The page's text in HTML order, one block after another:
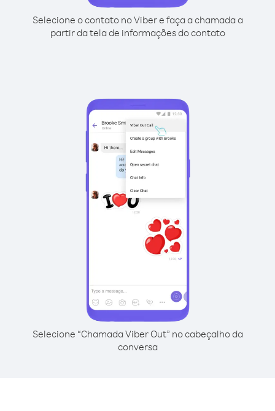
Selecione o contato no Viber e faça a chamada a
partir da tela de informações do contato
Selecione “Chamada Viber Out” no cabeçalho da
conversa